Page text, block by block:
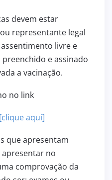
devem estar
representante legal
livre e
e assinado
a vacinação.
no link
aqui]
que apresentam
no
comprovação da